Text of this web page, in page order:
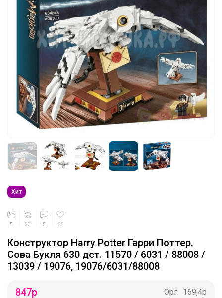
Хит
5 23 5 66
Конструктор Harry Potter Гарри Поттер.
Сова Букля 630 дет. 11570 / 6031 / 88008 /
13039 / 19076, 19076/6031/88008
847р Орг.
169,4р